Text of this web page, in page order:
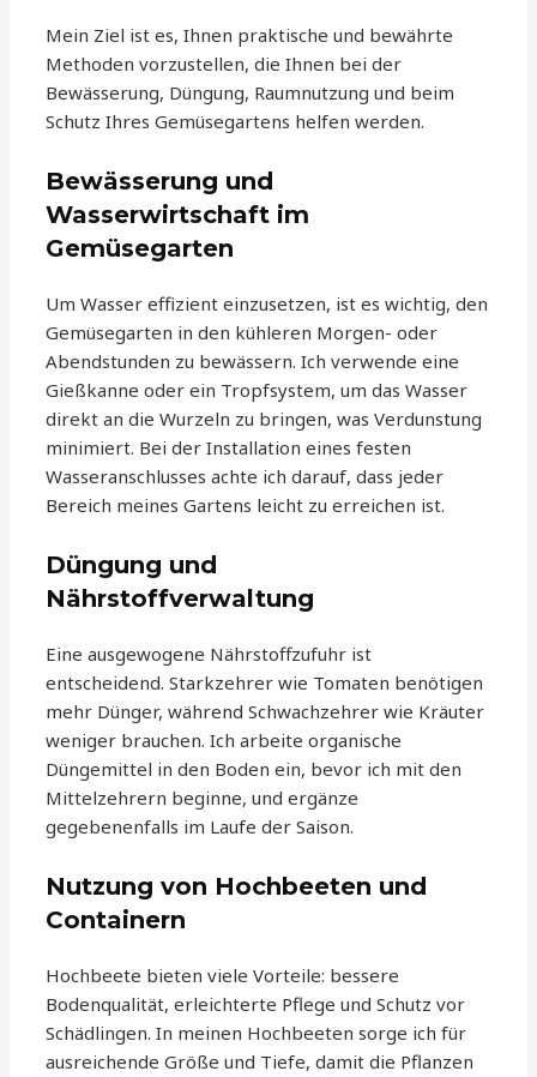
Mein Ziel ist es, Ihnen praktische und bewährte
Methoden vorzustellen, die Ihnen bei der
Bewässerung, Düngung, Raumnutzung und beim
Schutz Ihres Gemüsegartens helfen werden.
Bewässerung und
Wasserwirtschaft im
Gemüsegarten
Um Wasser effizient einzusetzen, ist es wichtig, den
Gemüsegarten in den kühleren Morgen- oder
Abendstunden zu bewässern. Ich verwende eine
Gießkanne oder ein Tropfsystem, um das Wasser
direkt an die Wurzeln zu bringen, was Verdunstung
minimiert. Bei der Installation eines festen
Wasseranschlusses achte ich darauf, dass jeder
Bereich meines Gartens leicht zu erreichen ist.
Düngung und
Nährstoffverwaltung
Eine ausgewogene Nährstoffzufuhr ist
entscheidend. Starkzehrer wie Tomaten benötigen
mehr Dünger, während Schwachzehrer wie Kräuter
weniger brauchen. Ich arbeite organische
Düngemittel in den Boden ein, bevor ich mit den
Mittelzehrern beginne, und ergänze
gegebenenfalls im Laufe der Saison.
Nutzung von Hochbeeten und
Containern
Hochbeete bieten viele Vorteile: bessere
Bodenqualität, erleichterte Pflege und Schutz vor
Schädlingen. In meinen Hochbeeten sorge ich für
ausreichende Größe und Tiefe, damit die Pflanzen